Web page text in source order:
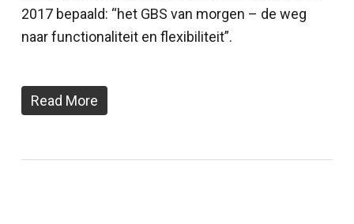
2017 bepaald: “het GBS van morgen – de weg
naar functionaliteit en flexibiliteit”.
Read More